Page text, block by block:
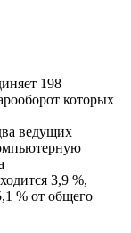
198
которых
ведущих
3,9 %,
% от общего